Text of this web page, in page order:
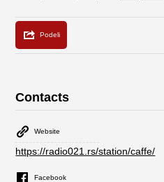
Contacts
Website
https://radio021.rs/station/caffe/
Facebook